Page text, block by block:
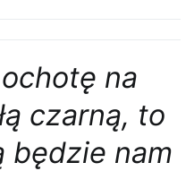
na
czarną, to
będzie nam